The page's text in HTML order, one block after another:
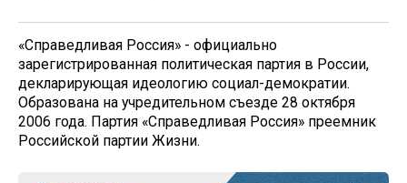
«Справедливая Россия» - официально
зарегистрированная политическая партия в России,
декларирующая идеологию социал-демократии.
Образована на учредительном съезде 28 октября
2006 года. Партия «Справедливая Россия» преемник
Российской партии Жизни.